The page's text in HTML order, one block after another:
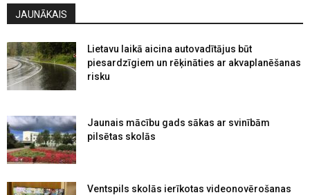
JAUNĀKAIS
Lietavu laikā aicina autovadītājus būt
piesardzīgiem un rēķināties ar akvaplanēšanas
risku
Jaunais mācību gads sākas ar svinībām
pilsētas skolās
Ventspils skolās ierīkotas videonovērošanas